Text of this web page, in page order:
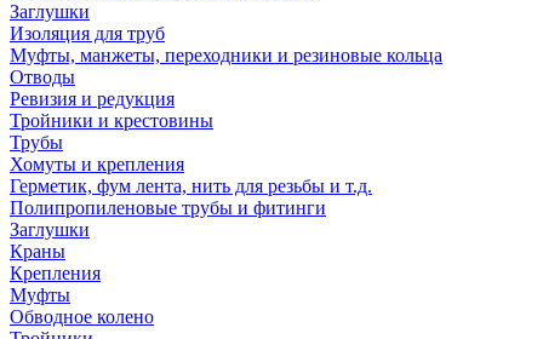
Заглушки
Изоляция для труб
Муфты, манжеты, переходники и резиновые кольца
Отводы
Ревизия и редукция
Тройники и крестовины
Трубы
Хомуты и крепления
Герметик, фум лента, нить для резьбы и т.д.
Полипропиленовые трубы и фитинги
Заглушки
Краны
Крепления
Муфты
Обводное колено